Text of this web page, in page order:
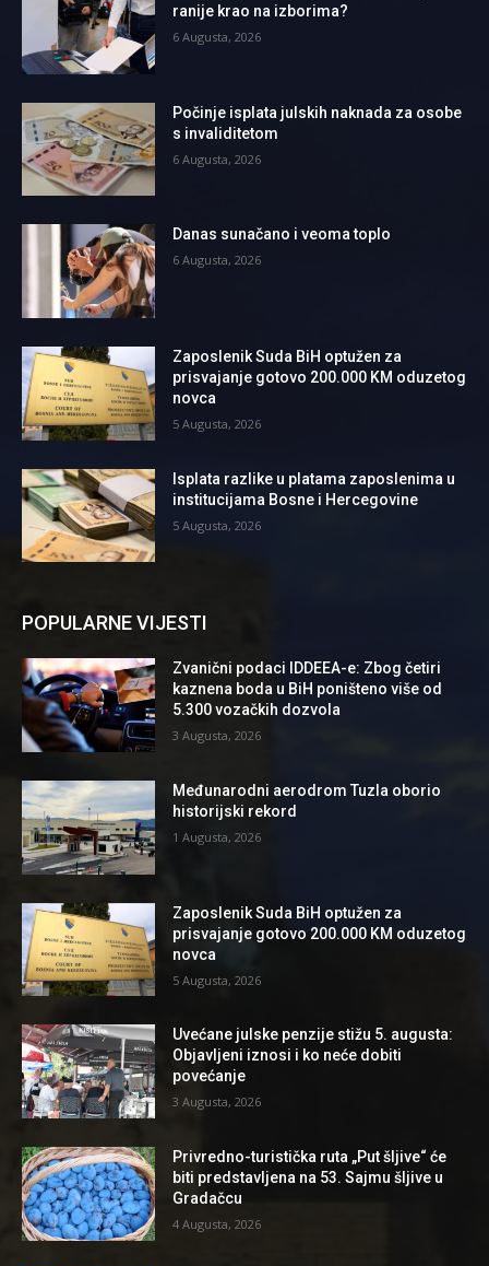
ranije krao na izborima?
6 Augusta, 2026
Počinje isplata julskih naknada za osobe
s invaliditetom
6 Augusta, 2026
Danas sunačano i veoma toplo
6 Augusta, 2026
Zaposlenik Suda BiH optužen za
prisvajanje gotovo 200.000 KM oduzetog
novca
5 Augusta, 2026
Isplata razlike u platama zaposlenima u
institucijama Bosne i Hercegovine
5 Augusta, 2026
POPULARNE VIJESTI
Zvanični podaci IDDEEA-e: Zbog četiri
kaznena boda u BiH poništeno više od
5.300 vozačkih dozvola
3 Augusta, 2026
Međunarodni aerodrom Tuzla oborio
historijski rekord
1 Augusta, 2026
Zaposlenik Suda BiH optužen za
prisvajanje gotovo 200.000 KM oduzetog
novca
5 Augusta, 2026
Uvećane julske penzije stižu 5. augusta:
Objavljeni iznosi i ko neće dobiti
povećanje
3 Augusta, 2026
Privredno-turistička ruta „Put šljive“ će
biti predstavljena na 53. Sajmu šljive u
Gradačcu
4 Augusta, 2026